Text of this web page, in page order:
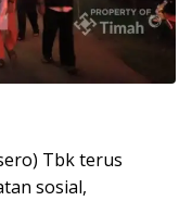
Tbk terus
sosial,